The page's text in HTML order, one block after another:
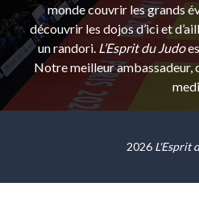
monde couvrir les grands
découvrir les dojos d’ici et
un randori. L’Esprit du Judo
Notre meilleur ambassadeur,
2026 L'Esprit